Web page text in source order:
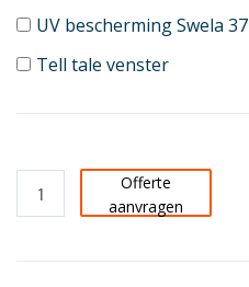
UV bescherming Swela 37
Tell tale venster
Offerte
aanvragen